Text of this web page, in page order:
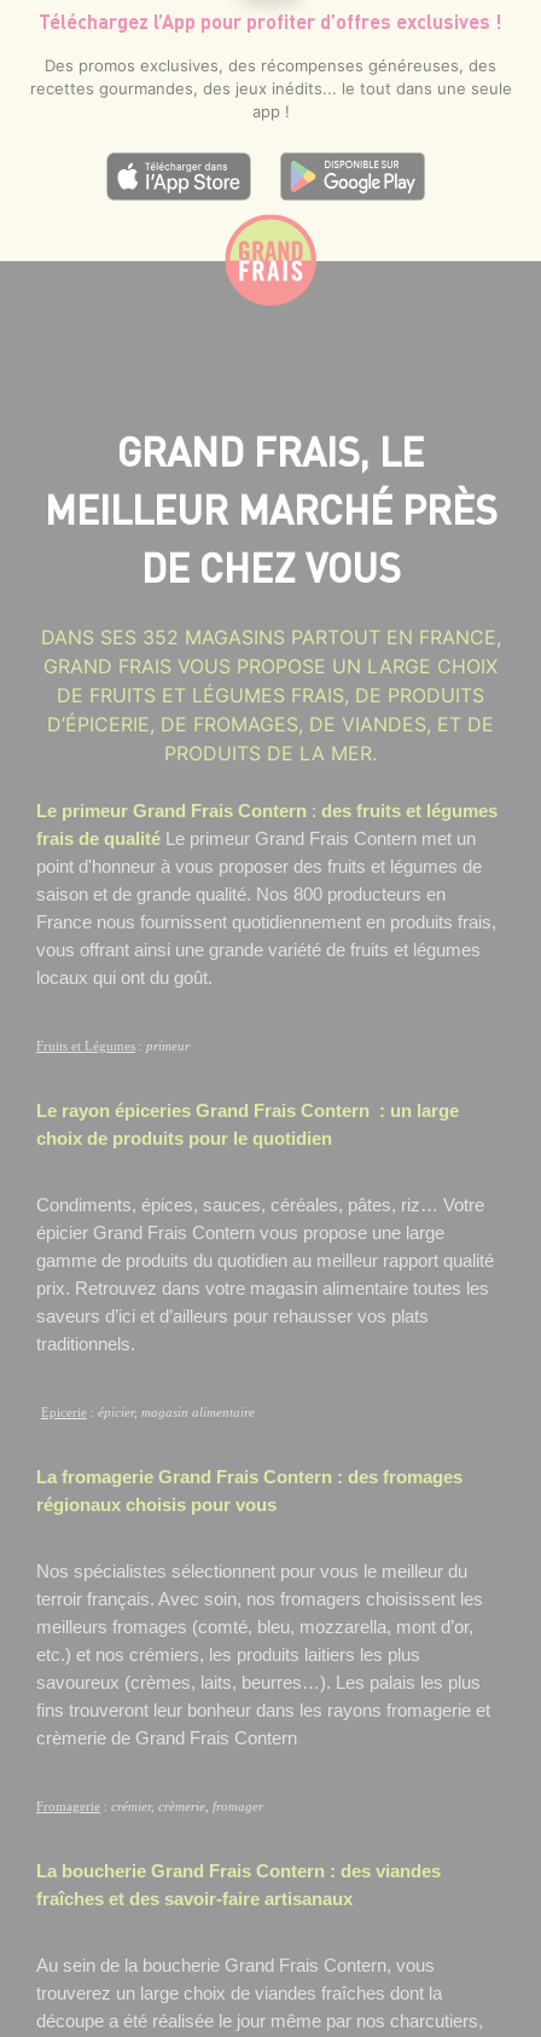
Téléchargez l’App pour profiter d’offres exclusives !
Des promos exclusives, des récompenses généreuses, des
recettes gourmandes, des jeux inédits... le tout dans une seule
app !
GRAND FRAIS, LE
MEILLEUR MARCHÉ PRÈS
DE CHEZ VOUS
DANS SES 352 MAGASINS PARTOUT EN FRANCE,
GRAND FRAIS VOUS PROPOSE UN LARGE CHOIX
DE FRUITS ET LÉGUMES FRAIS, DE PRODUITS
D’ÉPICERIE, DE FROMAGES, DE VIANDES, ET DE
PRODUITS DE LA MER.
Le primeur Grand Frais Contern : des fruits et légumes
frais de qualité Le primeur Grand Frais Contern met un
point d'honneur à vous proposer des fruits et légumes de
saison et de grande qualité. Nos 800 producteurs en
France nous fournissent quotidiennement en produits frais,
vous offrant ainsi une grande variété de fruits et légumes
locaux qui ont du goût.
Fruits et Légumes : primeur
Le rayon épiceries Grand Frais Contern
: un large
choix de produits pour le quotidien
Condiments, épices, sauces, céréales, pâtes, riz… Votre
épicier Grand Frais Contern vous propose une large
gamme de produits du quotidien au meilleur rapport qualité
prix. Retrouvez dans votre magasin alimentaire toutes les
saveurs d’ici et d’ailleurs pour rehausser vos plats
traditionnels.
Epicerie : épicier, magasin alimentaire
La fromagerie Grand Frais Contern : des fromages
régionaux choisis pour vous
Nos spécialistes sélectionnent pour vous le meilleur du
terroir français. Avec soin, nos fromagers choisissent les
meilleurs fromages (comté, bleu, mozzarella, mont d’or,
etc.) et nos crémiers, les produits laitiers les plus
savoureux (crèmes, laits, beurres…). Les palais les plus
fins trouveront leur bonheur dans les rayons fromagerie et
crèmerie de Grand Frais Contern.
Fromagerie : crémier, crèmerie, fromager
La boucherie Grand Frais Contern : des viandes
fraîches et des savoir-faire artisanaux
Au sein de la boucherie Grand Frais Contern, vous
trouverez un large choix de viandes fraîches dont la
découpe a été réalisée le jour même par nos charcutiers,